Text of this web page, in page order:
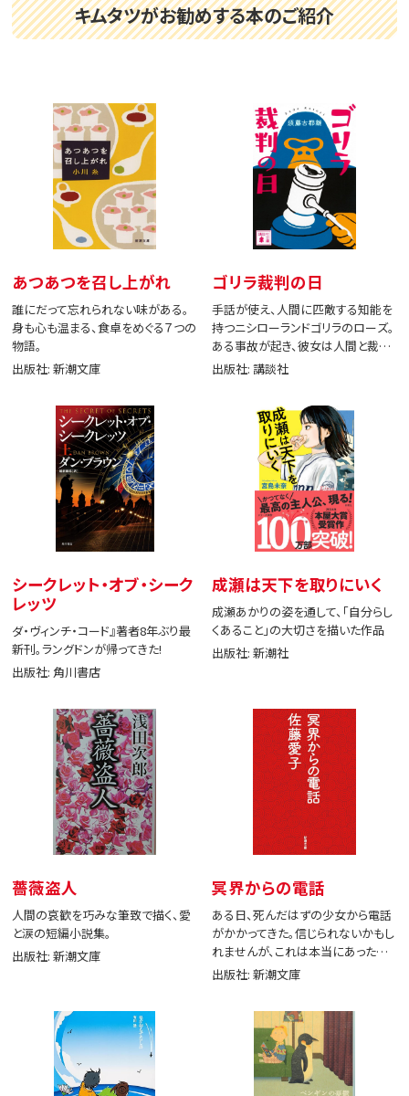
キムタツがお勧めする本のご紹介
あつあつを召し上がれ
誰にだって忘れられない味がある。
身も心も温まる、食卓をめぐる７つの
物語。
出版社: 新潮文庫
ゴリラ裁判の日
手話が使え、人間に匹敵する知能を
持つニシローランドゴリラのローズ。
ある事故が起き、彼女は人間と裁判
で闘う。
出版社: 講談社
シークレット・オブ・シーク
レッツ
ダ・ヴィンチ・コード』著者8年ぶり最
新刊。ラングドンが帰ってきた!
出版社: 角川書店
成瀬は天下を取りにいく
成瀬あかりの姿を通して、「自分らし
くあること」の大切さを描いた作品
出版社: 新潮社
薔薇盗人
人間の哀歓を巧みな筆致で描く、愛
と涙の短編小説集。
出版社: 新潮文庫
冥界からの電話
ある日、死んだはずの少女から電話
がかかってきた。信じられないかもし
れませんが、これは本当にあった出
来事です。
出版社: 新潮文庫